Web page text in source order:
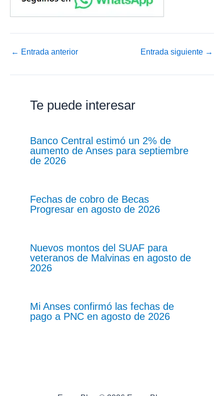
← Entrada anterior Entrada siguiente →
Te puede interesar
Banco Central estimó un 2% de
aumento de Anses para septiembre
de 2026
Fechas de cobro de Becas
Progresar en agosto de 2026
Nuevos montos del SUAF para
veteranos de Malvinas en agosto de
2026
Mi Anses confirmó las fechas de
pago a PNC en agosto de 2026